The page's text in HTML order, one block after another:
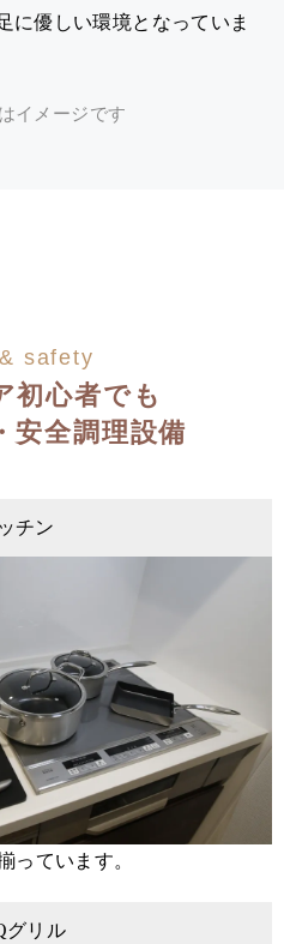
に優しい環境となっていま
イメージです
safety
初心者でも
安全調理設備
チン
っています。
グリル